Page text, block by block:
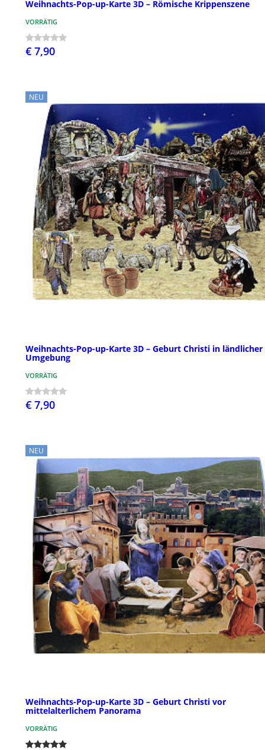
Weihnachts-Pop-up-Karte 3D – Römische Krippenszene
VORRÄTIG
€ 7,90
NEU
Weihnachts-Pop-up-Karte 3D – Geburt Christi in ländlicher
Umgebung
VORRÄTIG
€ 7,90
NEU
Weihnachts-Pop-up-Karte 3D – Geburt Christi vor
mittelalterlichem Panorama
VORRÄTIG